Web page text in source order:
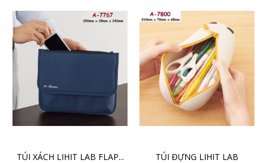
TÚI XÁCH LIHIT LAB FLAP...
TÚI ĐỰNG LIHIT LAB